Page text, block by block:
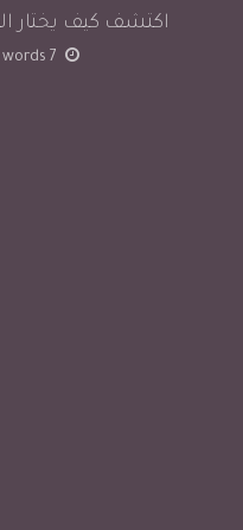
اكتشف كيف يختار
7
words